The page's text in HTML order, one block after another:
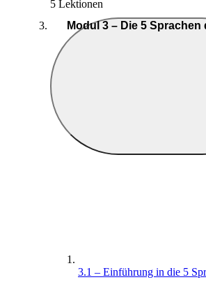
5 Lektionen
Modul 3 – Die 5 Sprachen
3.1 – Einführung in die 5